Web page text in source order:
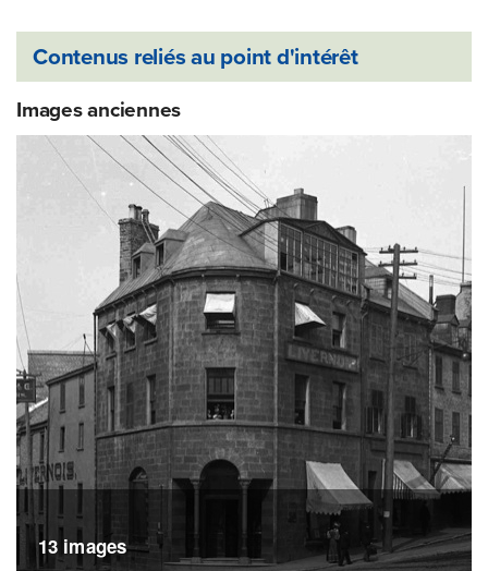
Contenus reliés au point d'intérêt
Images anciennes
13 images